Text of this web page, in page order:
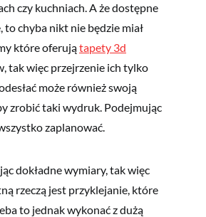
czy kuchniach. A że dostępne
chyba nikt nie będzie miał
które oferujątapety 3d
tak więc przejrzenie ich tylko
może również swoją
zrobić taki wydruk. Podejmując
zaplanować.
dokładne wymiary, tak więc
rzeczą jest przyklejanie, które
to jednak wykonać z dużą